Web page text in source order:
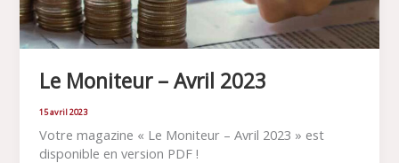
Le Moniteur – Avril 2023
15 avril 2023
Votre magazine « Le Moniteur – Avril 2023 » est
disponible en version PDF !